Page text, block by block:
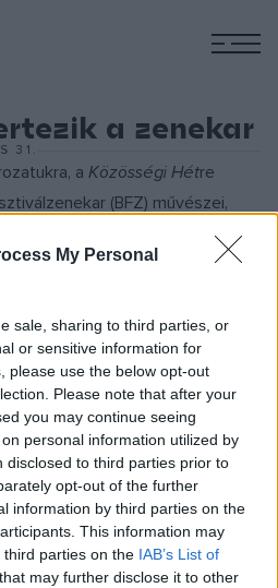
My Personal
sale, sharing to third parties, or
or sensitive information for
please use the below opt-out
Please note that after your
you may continue seeing
personal information utilized by
disclosed to third parties prior to
opt-out of the further
information by third parties on the
This information may
parties on the IAB’s List of
that may further disclose it to other
a zenekar
31.
a Közösségi Hétre
(BFZ) művészei,
24 ingyenes koncertet
zene és Johann Sebastian
a zenekarral. A klezmer zene
és Kiskőrösön várják szeptember
mindezeken túl vasárnap a
a Várkert Bazárban is
koncerttel a Cseppkő
és
és ezúttal 15 idősotthonban
át Bátaszékig